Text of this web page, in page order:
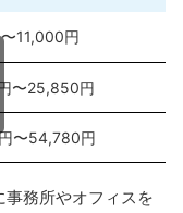
2分
駅から徒歩7分
8分
11,000円
〜25,850円
〜54,780円
務所やオフィスを